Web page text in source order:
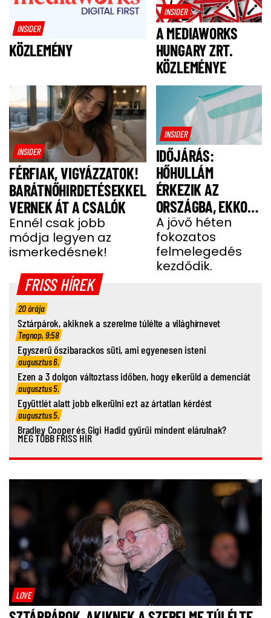
INSIDER
KÖZLEMÉNY
INSIDER
A MEDIAWORKS
HUNGARY ZRT.
KÖZLEMÉNYE
INSIDER
FÉRFIAK, VIGYÁZZATOK!
BARÁTNŐHIRDETÉSEKKEL
VERNEK ÁT A CSALÓK
Ennél csak jobb
módja legyen az
ismerkedésnek!
INSIDER
IDŐJÁRÁS:
HŐHULLÁM
ÉRKEZIK AZ
ORSZÁGBA, EKKOR
ÉR IDE
A jövő héten
fokozatos
felmelegedés
kezdődik.
FRISS HÍREK
20 órája
Sztárpárok, akiknek a szerelme túlélte a világhírnevet
Tegnap, 9:58
Egyszerű őszibarackos süti, ami egyenesen isteni
augusztus 6.
Ezen a 3 dolgon változtass időben, hogy elkerüld a demenciát
augusztus 5.
Együttlét alatt jobb elkerülni ezt az ártatlan kérdést
augusztus 5.
Bradley Cooper és Gigi Hadid gyűrűi mindent elárulnak?
MÉG TÖBB FRISS HÍR
LOVE